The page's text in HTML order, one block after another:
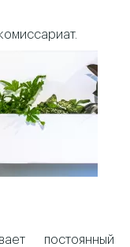
постоянный